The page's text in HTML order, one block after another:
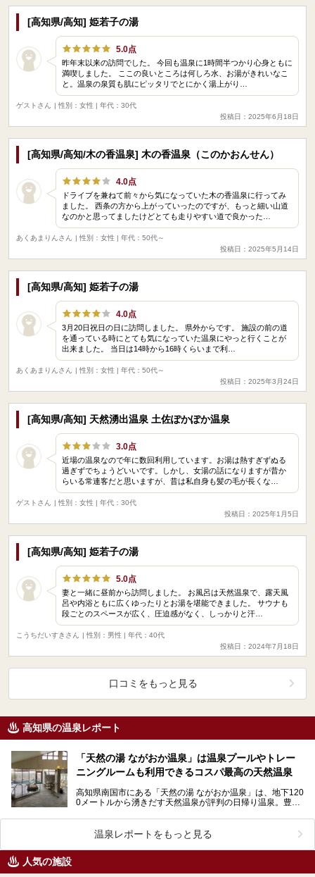
[高知県/高知] 姫若子の湯
5.0点
昨年末以来の訪問でした。 今回も温泉に1時間半つかり心身ともに
満喫しました。 ここの良いところは何しろ水、お湯がきれいなこ
と。温泉の泉質も肌にピッタリでとにかく湯上がり…
ゲストさん
| 性別：女性 | 年代：30代
投稿日：2025年6月18日
[高知県/高知/木の香温泉] 木の香温泉（このかおんせん）
4.0点
ドライブを兼ねて前々から気になっていた木の香温泉に行ってみ
ました。 西条の方から上がっていったのですが、もっと細い山道
なのかと思ってましたけどとても走りやすい道で良かった…
あくあまりんさん
| 性別：女性 | 年代：50代～
投稿日：2025年5月14日
[高知県/高知] 姫若子の湯
4.0点
3月20日祝日の日に訪問しました。 県外からです。 施設の前の道
を通っている時にとても気になっていた温泉にやっと行くことが
出来ました。 当日は14時から16時くらいまで利…
あくあまりんさん
| 性別：女性 | 年代：50代～
投稿日：2025年3月24日
[高知県/高知] 天然湧出温泉 土佐ぽかぽか温泉
3.0点
近場の温泉なので年に数回利用しています。お湯は熱すぎずぬる
過ぎずでちょうどいいです。しかし、女湯の話になりますが昔か
らいる常連客だと思いますが、昔は私自身も髪の毛が長くな…
ゲストさん
| 性別：女性 | 年代：30代
投稿日：2025年1月5日
[高知県/高知] 姫若子の湯
5.0点
妻と一緒に昼前から訪問しました。 お風呂は天然温泉で、露天風
呂や内浴ともに広くゆったりとお湯を堪能できました。 サウナも
段ごとのスペースが広く、圧迫感がなく、しっかりと汗…
こうちだいすきさん
| 性別：男性 | 年代：40代
投稿日：2024年7月18日
口コミをもっと見る
高知県の温泉レポート
「天然の湯 ながおか温泉」は温泉プールやトレー
ニングルームも利用できるコスパ最高の天然温泉
高知県南国市にある「天然の湯 ながおか温泉」は、地下120
0メートルから湧きだす天然温泉が評判の日帰り温泉。豊富
温泉レポートをもっと見る
人気の施設